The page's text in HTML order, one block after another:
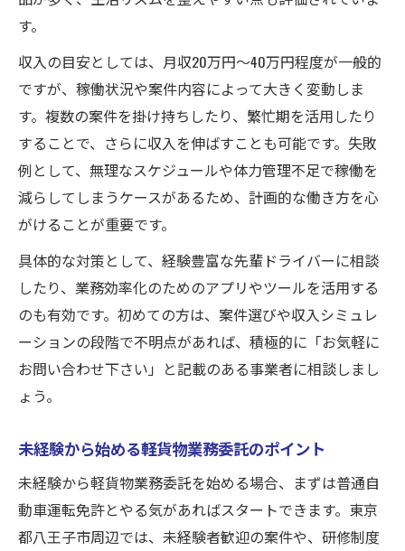
す。
収入の目安としては、月収20万円～40万円程度が一般的
ですが、稼働状況や案件内容によって大きく変動しま
す。複数の案件を掛け持ちしたり、繁忙期を活用したり
することで、さらに収入を伸ばすことも可能です。失敗
例として、無理なスケジュールや体力管理不足で稼働を
減らしてしまうケースがあるため、計画的な働き方を心
がけることが重要です。
具体的な対策として、経験豊富な先輩ドライバーに相談
したり、業務効率化のためのアプリやツールを活用する
のも有効です。初めての方は、案件選びや収入シミュレ
ーションの段階で不明点があれば、積極的に「お気軽に
お問い合わせ下さい」と記載のある事業者に相談しまし
ょう。
未経験から始める軽貨物業務委託のポイント
未経験から軽貨物業務委託を始める場合、まずは普通自
動車運転免許とやる気があればスタートできます。東京
都八王子市周辺では、未経験者歓迎の案件や、研修制度